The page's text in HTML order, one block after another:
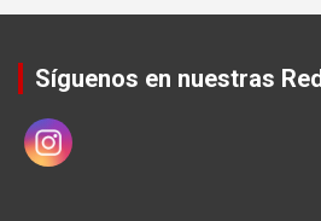
Síguenos en nuestras